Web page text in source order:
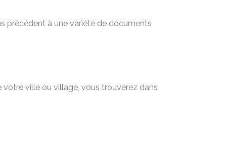
précédent à une variété de documents
votre ville ou village, vous trouverez dans